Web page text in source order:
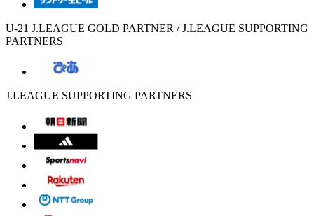
U-21 J.LEAGUE GOLD PARTNER / J.LEAGUE SUPPORTING
PARTNERS
J.LEAGUE SUPPORTING PARTNERS